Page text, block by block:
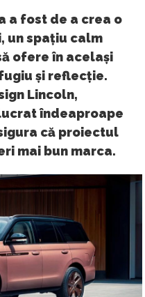
a fost de a crea o
un spațiu calm
ofere în același
și reflecție.
Lincoln,
îndeaproape
că proiectul
mai bun marca.